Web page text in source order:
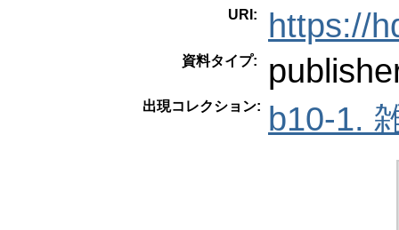
URI: https://
資料タイプ:
出現コレクション: b10-1.